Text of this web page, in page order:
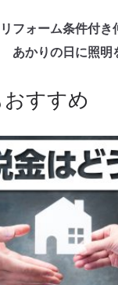
リフォーム条件付
あかりの日に照明
すすめ